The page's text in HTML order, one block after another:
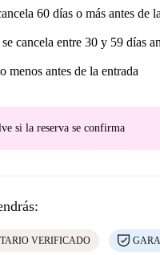
60 días o más antes de
cancela entre 30 y 59 días
menos antes de la entrada
si la reserva se confirma
VERIFICADO